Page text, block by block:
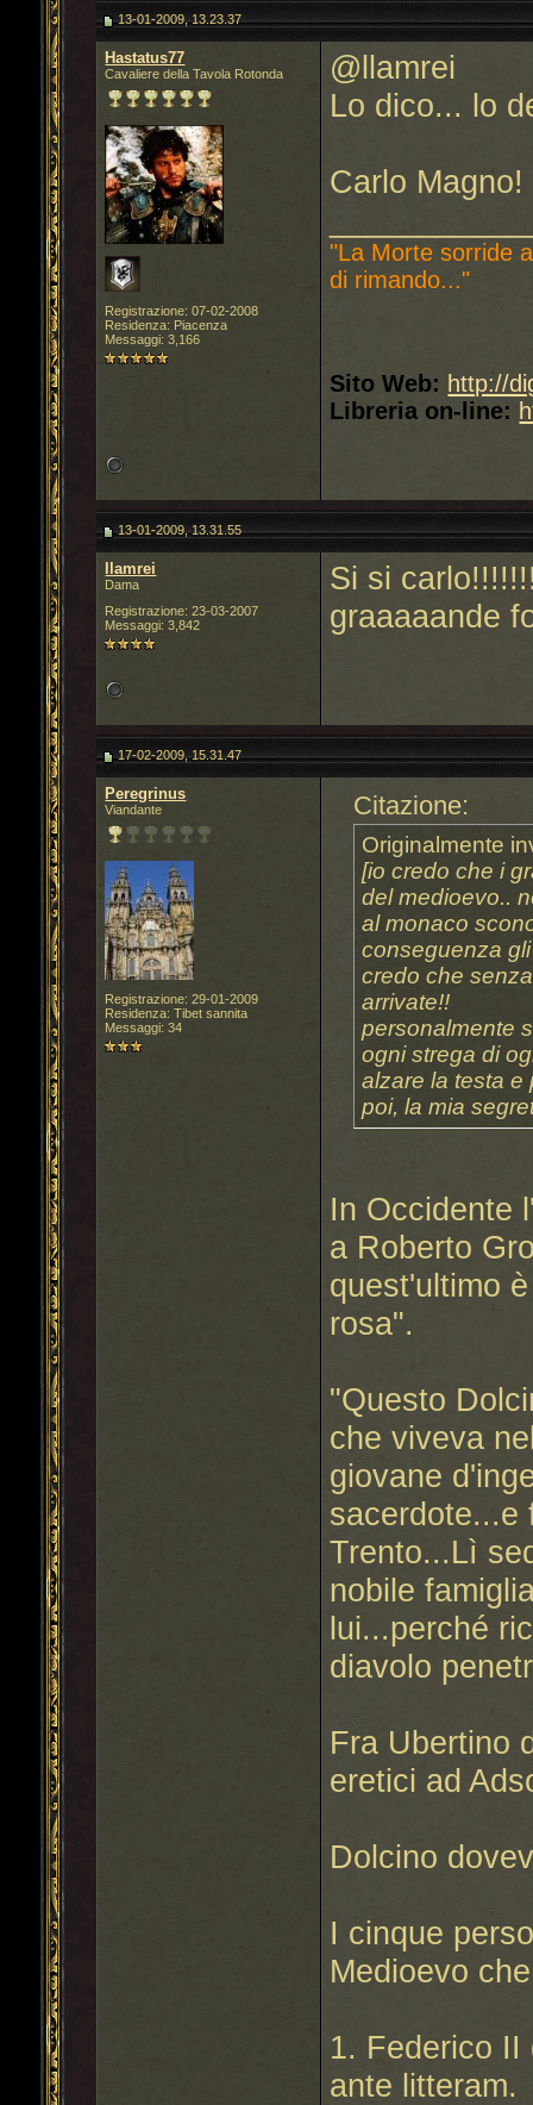
13-01-2009, 13.23.37
Hastatus77
Cavaliere della Tavola Rotonda
Registrazione: 07-02-2008
Residenza: Piacenza
Messaggi: 3,166
@llamrei
Lo dico... lo
Carlo Magno!
"La Morte sorride
di rimando..."
Sito Web: http://
Libreria on-line:
13-01-2009, 13.31.55
llamrei
Dama
Registrazione: 23-03-2007
Messaggi: 3,842
Si si
graaaaande
17-02-2009, 15.31.47
Peregrinus
Viandante
Registrazione: 29-01-2009
Residenza: Tibet sannita
Messaggi: 34
Citazione:
Originalmente
[io credo che i
del medioevo..
al monaco
conseguenza
credo che
arrivate!!
personalmente
ogni strega di
alzare la testa e
poi, la mia
In Occidente
a Roberto
quest'ultimo
rosa".
"Questo
che viveva
giovane
sacerdote...e
Trento...Lì
nobile
lui...perché
diavolo
Fra Ubertino
eretici ad
Dolcino
I cinque
Medioevo
1. Federico II
ante litteram.